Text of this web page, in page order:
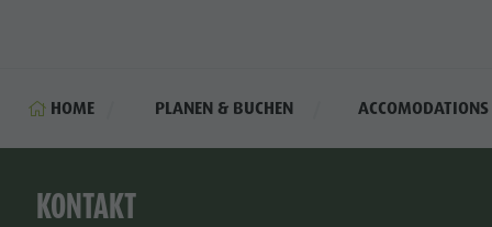
HOME PLANEN & BUCHEN ACCOMODATIONS
KONTAKT